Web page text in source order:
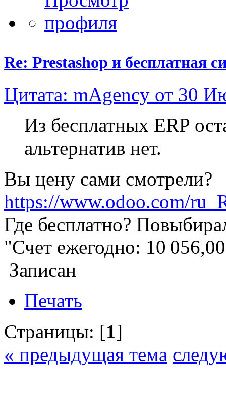
Re: Prestashop и бесплатная
Цитата: mAgency от 30
Из бесплатных ERP
альтернатив нет.
Вы цену сами смотрели?
https://www.odoo.com/
Где бесплатно?
"Счет ежегодно: 10
Записан
Печать
Страницы: [1]
« предыдущая тема